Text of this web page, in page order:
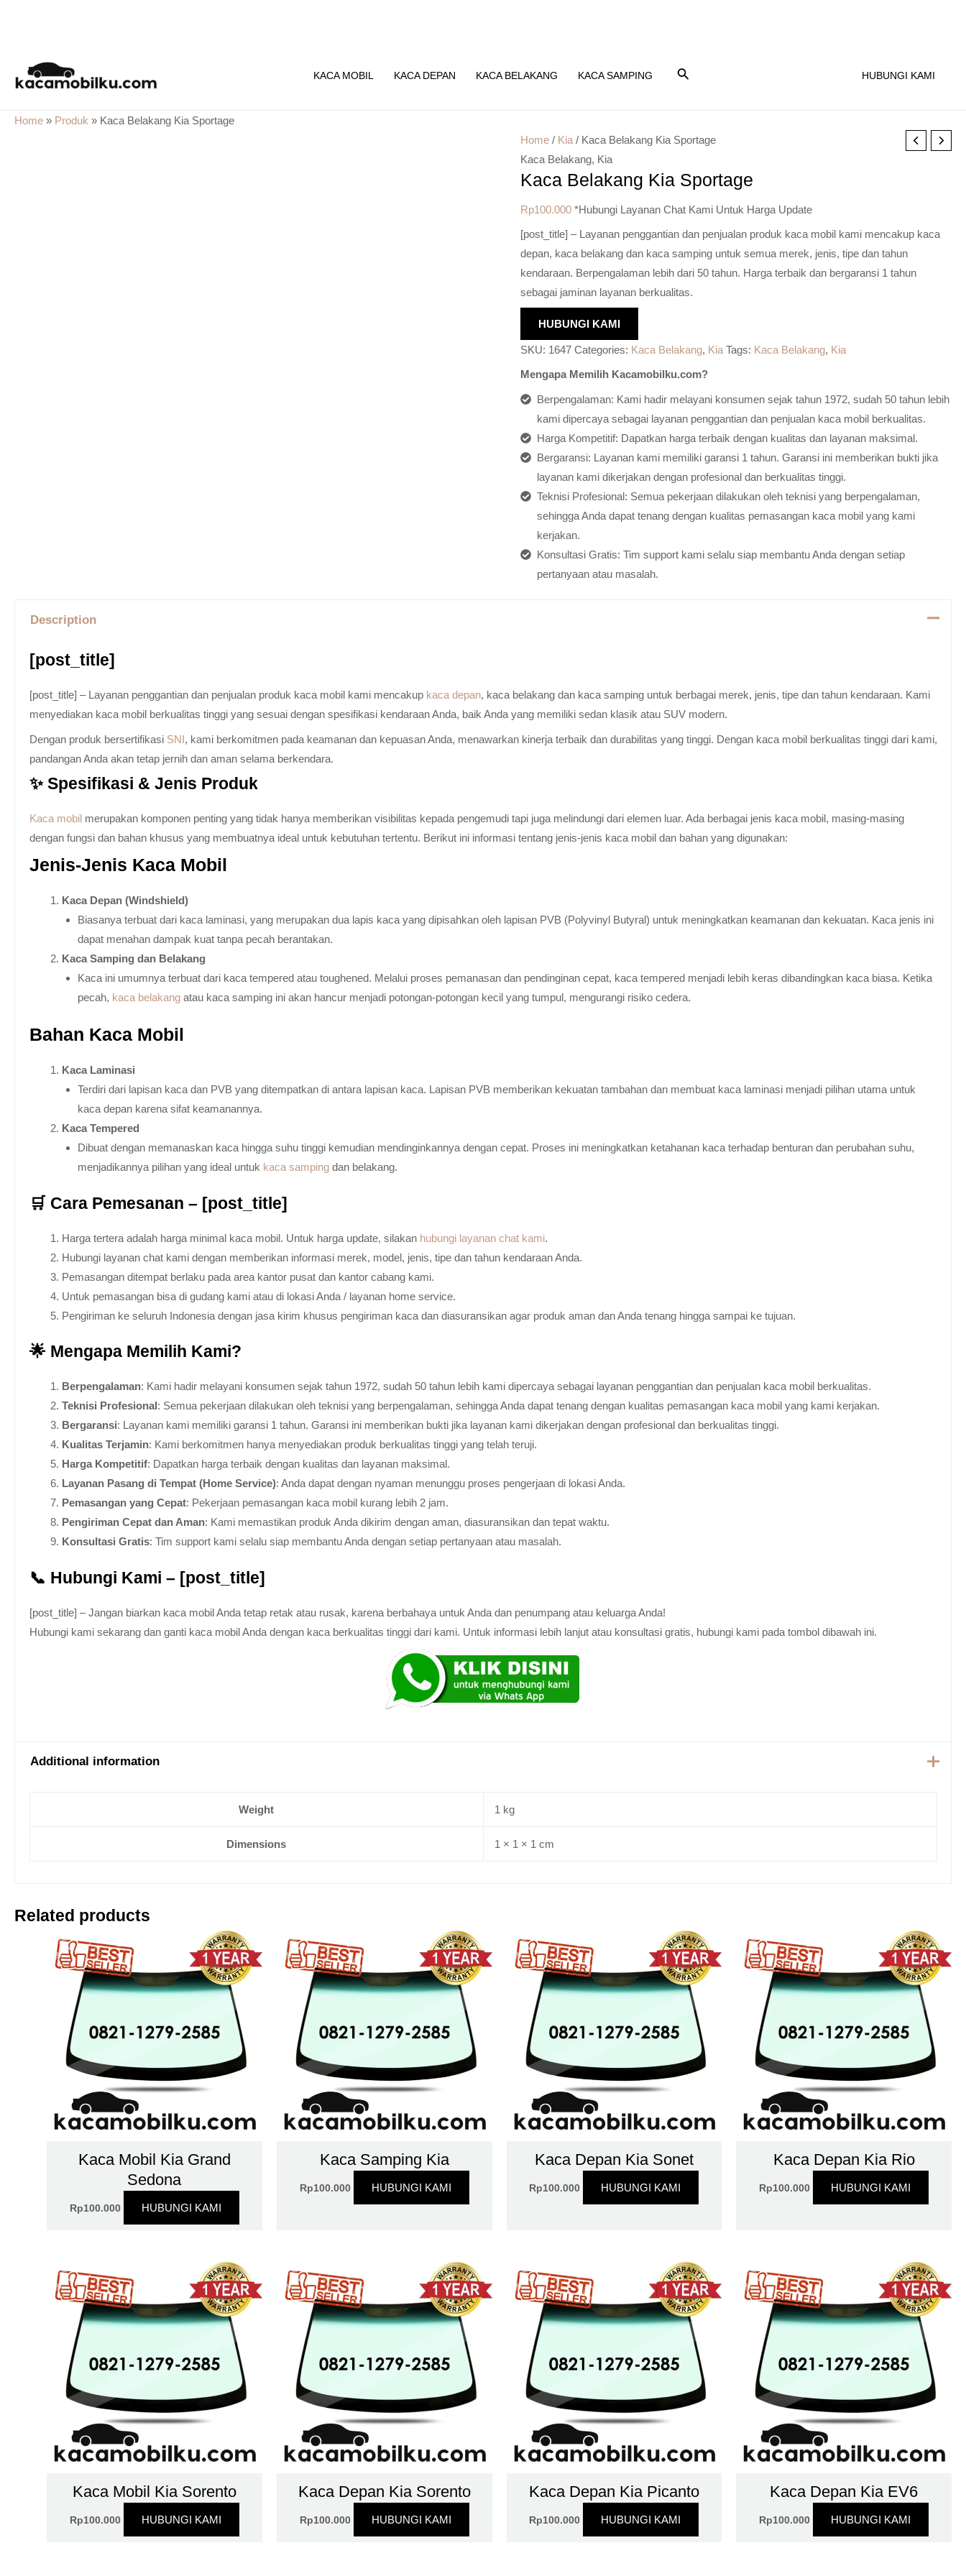
content
KACA MOBIL KACA DEPAN KACA BELAKANG KACA SAMPING HUBUNGI KAMI
Home » Produk » Kaca Belakang Kia Sportage
Home / Kia / Kaca Belakang Kia Sportage
Kaca Belakang, Kia
Kaca Belakang Kia Sportage
Rp100.000 *Hubungi Layanan Chat Kami Untuk Harga Update
[post_title] – Layanan penggantian dan penjualan produk kaca mobil kami mencakup kaca
depan, kaca belakang dan kaca samping untuk semua merek, jenis, tipe dan tahun
kendaraan. Berpengalaman lebih dari 50 tahun. Harga terbaik dan bergaransi 1 tahun
sebagai jaminan layanan berkualitas.
HUBUNGI KAMI
SKU: 1647 Categories: Kaca Belakang, Kia Tags: Kaca Belakang, Kia
Mengapa Memilih Kacamobilku.com?
Berpengalaman: Kami hadir melayani konsumen sejak tahun 1972, sudah 50 tahun lebih
kami dipercaya sebagai layanan penggantian dan penjualan kaca mobil berkualitas.
Harga Kompetitif: Dapatkan harga terbaik dengan kualitas dan layanan maksimal.
Bergaransi: Layanan kami memiliki garansi 1 tahun. Garansi ini memberikan bukti jika
layanan kami dikerjakan dengan profesional dan berkualitas tinggi.
Teknisi Profesional: Semua pekerjaan dilakukan oleh teknisi yang berpengalaman,
sehingga Anda dapat tenang dengan kualitas pemasangan kaca mobil yang kami
kerjakan.
Konsultasi Gratis: Tim support kami selalu siap membantu Anda dengan setiap
pertanyaan atau masalah.
Description
[post_title]
[post_title] – Layanan penggantian dan penjualan produk kaca mobil kami mencakup kaca depan, kaca belakang dan kaca samping untuk berbagai merek, jenis, tipe dan tahun kendaraan. Kami
menyediakan kaca mobil berkualitas tinggi yang sesuai dengan spesifikasi kendaraan Anda, baik Anda yang memiliki sedan klasik atau SUV modern.
Dengan produk bersertifikasi SNI, kami berkomitmen pada keamanan dan kepuasan Anda, menawarkan kinerja terbaik dan durabilitas yang tinggi. Dengan kaca mobil berkualitas tinggi dari kami,
pandangan Anda akan tetap jernih dan aman selama berkendara.
✨ Spesifikasi & Jenis Produk
Kaca mobilmerupakan komponen penting yang tidak hanya memberikan visibilitas kepada pengemudi tapi juga melindungi dari elemen luar. Ada berbagai jenis kaca mobil, masing-masing
dengan fungsi dan bahan khusus yang membuatnya ideal untuk kebutuhan tertentu. Berikut ini informasi tentang jenis-jenis kaca mobil dan bahan yang digunakan:
Jenis-Jenis Kaca Mobil
Kaca Depan (Windshield)
Biasanya terbuat dari kaca laminasi, yang merupakan dua lapis kaca yang dipisahkan oleh lapisan PVB (Polyvinyl Butyral) untuk meningkatkan keamanan dan kekuatan. Kaca jenis ini
dapat menahan dampak kuat tanpa pecah berantakan.
Kaca Samping dan Belakang
Kaca ini umumnya terbuat dari kaca tempered atau toughened. Melalui proses pemanasan dan pendinginan cepat, kaca tempered menjadi lebih keras dibandingkan kaca biasa. Ketika
pecah, kaca belakang atau kaca samping ini akan hancur menjadi potongan-potongan kecil yang tumpul, mengurangi risiko cedera.
Bahan Kaca Mobil
Kaca Laminasi
Terdiri dari lapisan kaca dan PVB yang ditempatkan di antara lapisan kaca. Lapisan PVB memberikan kekuatan tambahan dan membuat kaca laminasi menjadi pilihan utama untuk
kaca depan karena sifat keamanannya.
Kaca Tempered
Dibuat dengan memanaskan kaca hingga suhu tinggi kemudian mendinginkannya dengan cepat. Proses ini meningkatkan ketahanan kaca terhadap benturan dan perubahan suhu,
menjadikannya pilihan yang ideal untuk kaca samping dan belakang.
🛒 Cara Pemesanan – [post_title]
Harga tertera adalah harga minimal kaca mobil. Untuk harga update, silakan hubungi layanan chat kami.
Hubungi layanan chat kami dengan memberikan informasi merek, model, jenis, tipe dan tahun kendaraan Anda.
Pemasangan ditempat berlaku pada area kantor pusat dan kantor cabang kami.
Untuk pemasangan bisa di gudang kami atau di lokasi Anda / layanan home service.
Pengiriman ke seluruh Indonesia dengan jasa kirim khusus pengiriman kaca dan diasuransikan agar produk aman dan Anda tenang hingga sampai ke tujuan.
🌟 Mengapa Memilih Kami?
Berpengalaman: Kami hadir melayani konsumen sejak tahun 1972, sudah 50 tahun lebih kami dipercaya sebagai layanan penggantian dan penjualan kaca mobil berkualitas.
Teknisi Profesional: Semua pekerjaan dilakukan oleh teknisi yang berpengalaman, sehingga Anda dapat tenang dengan kualitas pemasangan kaca mobil yang kami kerjakan.
Bergaransi: Layanan kami memiliki garansi 1 tahun. Garansi ini memberikan bukti jika layanan kami dikerjakan dengan profesional dan berkualitas tinggi.
Kualitas Terjamin: Kami berkomitmen hanya menyediakan produk berkualitas tinggi yang telah teruji.
Harga Kompetitif: Dapatkan harga terbaik dengan kualitas dan layanan maksimal.
Layanan Pasang di Tempat (Home Service): Anda dapat dengan nyaman menunggu proses pengerjaan di lokasi Anda.
Pemasangan yang Cepat: Pekerjaan pemasangan kaca mobil kurang lebih 2 jam.
Pengiriman Cepat dan Aman: Kami memastikan produk Anda dikirim dengan aman, diasuransikan dan tepat waktu.
Konsultasi Gratis: Tim support kami selalu siap membantu Anda dengan setiap pertanyaan atau masalah.
📞 Hubungi Kami – [post_title]
[post_title] – Jangan biarkan kaca mobil Anda tetap retak atau rusak, karena berbahaya untuk Anda dan penumpang atau keluarga Anda!
Hubungi kami sekarang dan ganti kaca mobil Anda dengan kaca berkualitas tinggi dari kami. Untuk informasi lebih lanjut atau konsultasi gratis, hubungi kami pada tombol dibawah ini.
Additional information
Weight 1 kg
Dimensions 1 × 1 × 1 cm
Related products
Kaca Mobil Kia Grand
Sedona
Rp100.000 HUBUNGI KAMI
Kaca Samping Kia
Rp100.000 HUBUNGI KAMI
Kaca Depan Kia Sonet
Rp100.000 HUBUNGI KAMI
Kaca Depan Kia Rio
Rp100.000 HUBUNGI KAMI
Kaca Mobil Kia Sorento
Rp100.000 HUBUNGI KAMI
Kaca Depan Kia Sorento
Rp100.000 HUBUNGI KAMI
Kaca Depan Kia Picanto
Rp100.000 HUBUNGI KAMI
Kaca Depan Kia EV6
Rp100.000 HUBUNGI KAMI